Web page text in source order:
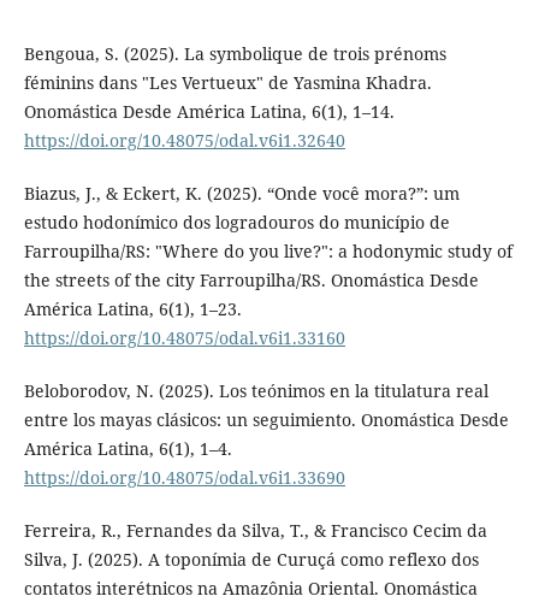
Bengoua, S. (2025). La symbolique de trois prénoms
féminins dans "Les Vertueux" de Yasmina Khadra.
Onomástica Desde América Latina, 6(1), 1–14.
https://doi.org/10.48075/odal.v6i1.32640
Biazus, J., & Eckert, K. (2025). “Onde você mora?”: um
estudo hodonímico dos logradouros do município de
Farroupilha/RS: "Where do you live?": a hodonymic study of
the streets of the city Farroupilha/RS. Onomástica Desde
América Latina, 6(1), 1–23.
https://doi.org/10.48075/odal.v6i1.33160
Beloborodov, N. (2025). Los teónimos en la titulatura real
entre los mayas clásicos: un seguimiento. Onomástica Desde
América Latina, 6(1), 1–4.
https://doi.org/10.48075/odal.v6i1.33690
Ferreira, R., Fernandes da Silva, T., & Francisco Cecim da
Silva, J. (2025). A toponímia de Curuçá como reflexo dos
contatos interétnicos na Amazônia Oriental. Onomástica